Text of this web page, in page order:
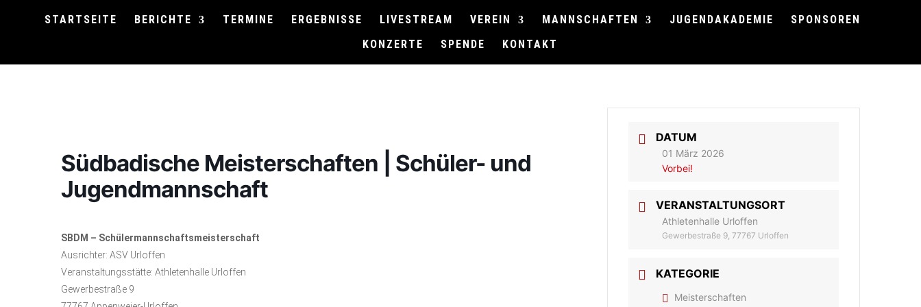
STARTSEITE BERICHTE TERMINE ERGEBNISSE LIVESTREAM VEREIN MANNSCHAFTEN JUGENDAKADEMIE
SPONSOREN
KONZERTE
SPENDE KONTAKT
Südbadische Meisterschaften | Schüler- und
Jugendmannschaft
SBDM – Schülermannschaftsmeisterschaft
Ausrichter: ASV Urloffen
Veranstaltungsstätte: Athletenhalle Urloffen
Gewerbestraße 9
DATUM
01 März 2026
Vorbei!
VERANSTALTUNGSORT
Athletenhalle Urloffen
Gewerbestraße 9, 77767 Urloffen
KATEGORIE
Meisterschaften